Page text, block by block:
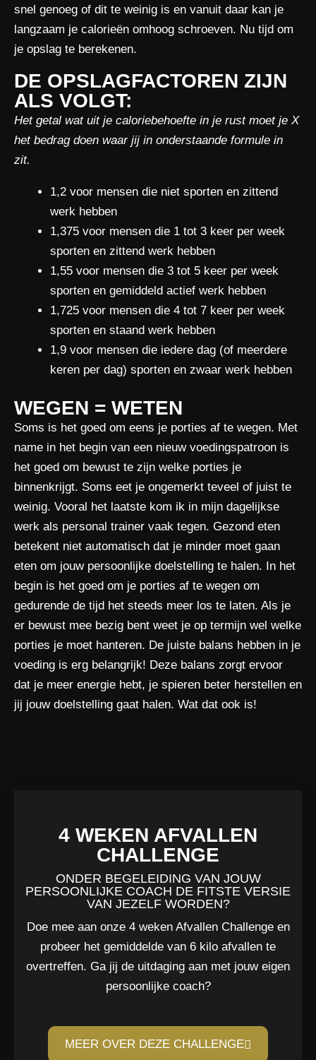
snel genoeg of dit te weinig is en vanuit daar kan je
langzaam je calorieën omhoog schroeven. Nu tijd om
je opslag te berekenen.
DE OPSLAGFACTOREN ZIJN
ALS VOLGT:
Het getal wat uit je caloriebehoefte in je rust moet je X
het bedrag doen waar jij in onderstaande formule in
zit.
1,2 voor mensen die niet sporten en zittend
werk hebben
1,375 voor mensen die 1 tot 3 keer per week
sporten en zittend werk hebben
1,55 voor mensen die 3 tot 5 keer per week
sporten en gemiddeld actief werk hebben
1,725 voor mensen die 4 tot 7 keer per week
sporten en staand werk hebben
1,9 voor mensen die iedere dag (of meerdere
keren per dag) sporten en zwaar werk hebben
WEGEN = WETEN
Soms is het goed om eens je porties af te wegen. Met
name in het begin van een nieuw voedingspatroon is
het goed om bewust te zijn welke porties je
binnenkrijgt. Soms eet je ongemerkt teveel of juist te
weinig. Vooral het laatste kom ik in mijn dagelijkse
werk als personal trainer vaak tegen. Gezond eten
betekent niet automatisch dat je minder moet gaan
eten om jouw persoonlijke doelstelling te halen. In het
begin is het goed om je porties af te wegen om
gedurende de tijd het steeds meer los te laten. Als je
er bewust mee bezig bent weet je op termijn wel welke
porties je moet hanteren. De juiste balans hebben in je
voeding is erg belangrijk! Deze balans zorgt ervoor
dat je meer energie hebt, je spieren beter herstellen en
jij jouw doelstelling gaat halen. Wat dat ook is!
4 WEKEN AFVALLEN
CHALLENGE
ONDER BEGELEIDING VAN JOUW
PERSOONLIJKE COACH DE FITSTE VERSIE
VAN JEZELF WORDEN?
Doe mee aan onze 4 weken Afvallen Challenge en
probeer het gemiddelde van 6 kilo afvallen te
overtreffen. Ga jij de uitdaging aan met jouw eigen
persoonlijke coach?
MEER OVER DEZE CHALLENGE